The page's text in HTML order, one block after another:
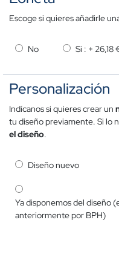
Escoge si quieres añadirle
No Si : + 26,18
Personalización
Indícanos si quieres crear un
tu diseño previamente. Si lo
el diseño.
Diseño nuevo
Ya disponemos del diseño
anteriormente por BPH)